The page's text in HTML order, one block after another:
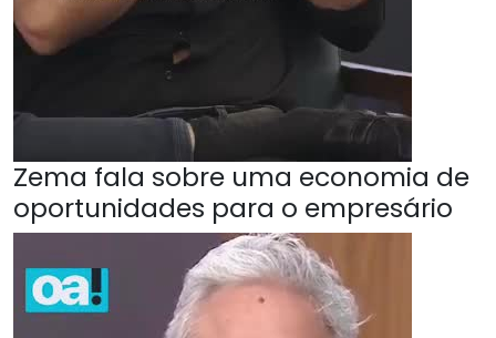
Zema fala sobre uma economia de
oportunidades para o empresário